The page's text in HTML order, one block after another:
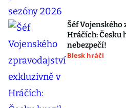
Šéf
Hráčích: Česku
nebezpečí!
Blesk hráči